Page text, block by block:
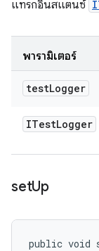
แทรกอินสแตนซ์
พารามิเตอร์
testLogger
ITestLogger
setUp
public void